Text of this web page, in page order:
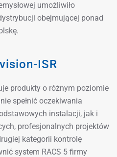
umożliwiło
obejmującej ponad
ISR
produkty o różnym poziomie
spełnić oczekiwania
instalacji, jak i
profesjonalnych projektów
kategorii kontrolę
system RACS 5 firmy